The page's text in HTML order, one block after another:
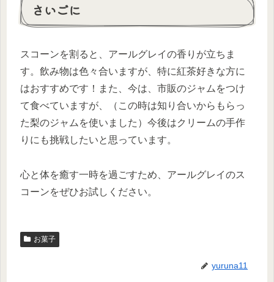
さいごに
スコーンを割ると、アールグレイの香りが立ちま
す。飲み物は色々合いますが、特に紅茶好きな方に
はおすすめです！また、今は、市販のジャムをつけ
て食べていますが、（この時は知り合いからもらっ
た梨のジャムを使いました）今後はクリームの手作
りにも挑戦したいと思っています。
心と体を癒す一時を過ごすため、アールグレイのス
コーンをぜひお試しください。
お菓子
yuruna11